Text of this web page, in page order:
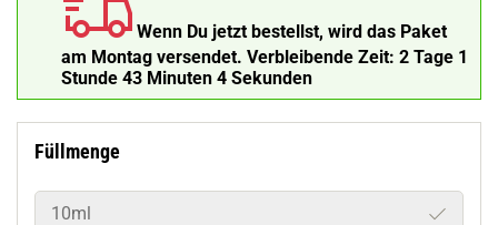
Wenn Du jetzt bestellst, wird das Paket
am Montag versendet. Verbleibende Zeit: 2 Tage 1
Stunde 43 Minuten 3 Sekunden
Füllmenge
10ml